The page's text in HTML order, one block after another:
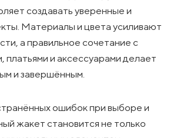
создавать уверенные и
Материалы и цвета усиливают
а правильное сочетание с
и аксессуарами делает
и завершённым.
ошибок при выборе и
жакет становится не только